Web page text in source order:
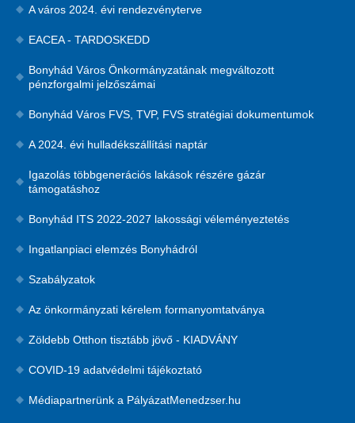
A város 2024. évi rendezvényterve
EACEA - TARDOSKEDD
Bonyhád Város Önkormányzatának megváltozott
pénzforgalmi jelzőszámai
Bonyhád Város FVS, TVP, FVS stratégiai dokumentumok
A 2024. évi hulladékszállítási naptár
Igazolás többgenerációs lakások részére gázár
támogatáshoz
Bonyhád ITS 2022-2027 lakossági véleményeztetés
Ingatlanpiaci elemzés Bonyhádról
Szabályzatok
Az önkormányzati kérelem formanyomtatványa
Zöldebb Otthon tisztább jövő - KIADVÁNY
COVID-19 adatvédelmi tájékoztató
Médiapartnerünk a PályázatMenedzser.hu